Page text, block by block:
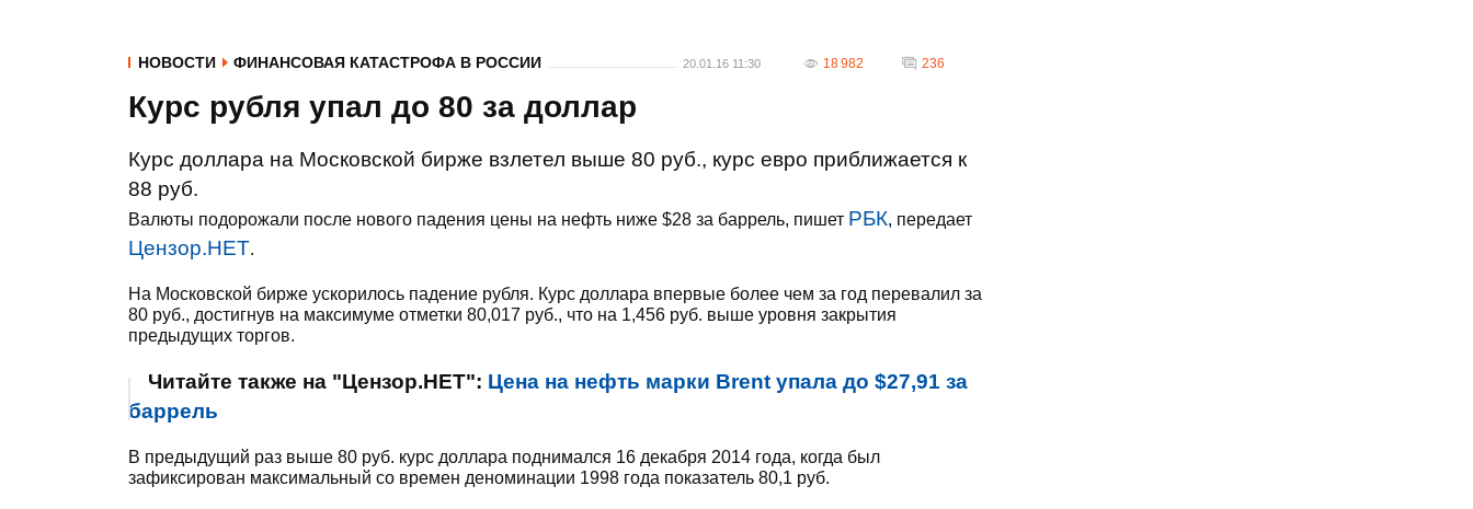
НОВОСТИ ФИНАНСОВАЯ КАТАСТРОФА В РОССИИ 20.01.16 11:30 18 982 236
Курс рубля упал до 80 за доллар
Курс доллара на Московской бирже взлетел выше 80 руб., курс евро приближается к
88 руб.
Валюты подорожали после нового падения цены на нефть ниже $28 за баррель, пишет РБК, передает
Цензор.НЕТ.
На Московской бирже ускорилось падение рубля. Курс доллара впервые более чем за год перевалил за
80 руб., достигнув на максимуме отметки 80,017 руб., что на 1,456 руб. выше уровня закрытия
предыдущих торгов.
Читайте также на "Цензор.НЕТ": Цена на нефть марки Brent упала до $27,91 за
баррель
В предыдущий раз выше 80 руб. курс доллара поднимался 16 декабря 2014 года, когда был
зафиксирован максимальный со времен деноминации 1998 года показатель 80,1 руб.